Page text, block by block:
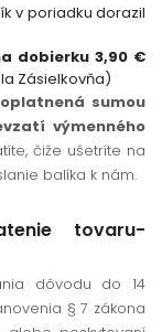
v poriadku dorazil
dobierku 3,90 €
Zásielkovňa)
sumou
výmenného
čiže ušetríte na
balíka k nám.
tovaru-
dôvodu do 14
§ 7 zákona